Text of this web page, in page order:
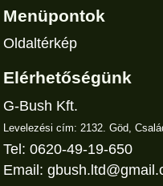
Menüpontok
Oldaltérkép
Elérhetőségünk
G-Bush Kft.
Levelezési cím: 2132. Göd,
Tel: 0620-49-19-650
Email: